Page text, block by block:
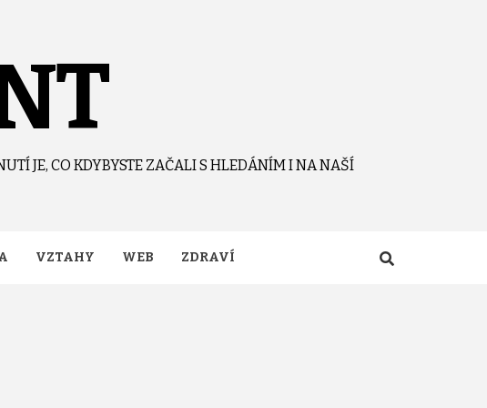
JE, CO KDYBYSTE ZAČALI S HLEDÁNÍM I NA NAŠÍ
VZTAHY WEB ZDRAVÍ